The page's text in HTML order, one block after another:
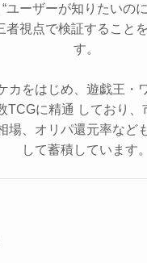
“ユーザーが知りたいの
者視点で検証すること
す。
カをはじめ、遊戯王・
TCGに精通 しており、
場、オリパ還元率など
して蓄積しています。